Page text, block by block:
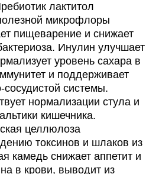
лактитол
микрофлоры
пищеварение и снижает
Инулин улучшает
уровень сахара в
и поддерживает
системы.
нормализации стула и
кишечника.
целлюлоза
токсинов и шлаков из
камедь снижает аппетит и
в крови, выводит из